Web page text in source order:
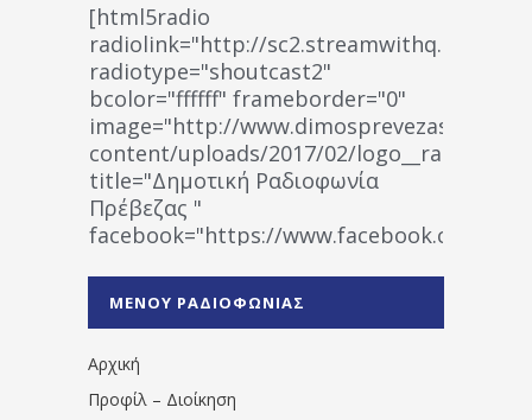
[html5radio
radiolink="http://
radiotype="shoutcast2"
bcolor="ffffff" frameborder="0"
image="http://www.dimosprevezas.gr/wp-
content/uploads/2017/02/
title="Δημοτική Ραδιοφωνία
Πρέβεζας "
facebook="https://www.facebook.com/
1531194763766854/" artist="" ]
ΜΕΝΟΥ ΡΑΔΙΟΦΩΝΙΑΣ
Αρχική
Προφίλ – Διοίκηση